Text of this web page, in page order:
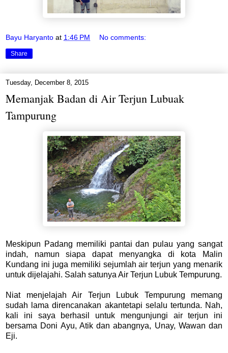
Bayu Haryanto at 1:46 PM No comments:
Share
Tuesday, December 8, 2015
Memanjak Badan di Air Terjun Lubuak
Tampurung
Meskipun Padang memiliki pantai dan pulau yang sangat
indah, namun siapa dapat menyangka di kota Malin
Kundang ini juga memiliki sejumlah air terjun yang menarik
untuk dijelajahi. Salah satunya Air Terjun Lubuk Tempurung.
Niat menjelajah Air Terjun Lubuk Tempurung memang
sudah lama direncanakan akantetapi selalu tertunda. Nah,
kali ini saya berhasil untuk mengunjungi air terjun ini
bersama Doni Ayu, Atik dan abangnya, Unay, Wawan dan
Eji.